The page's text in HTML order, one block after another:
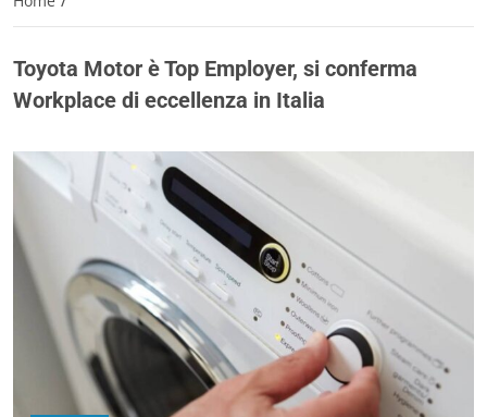
Toyota Motor è Top Employer, si conferma
Workplace di eccellenza in Italia